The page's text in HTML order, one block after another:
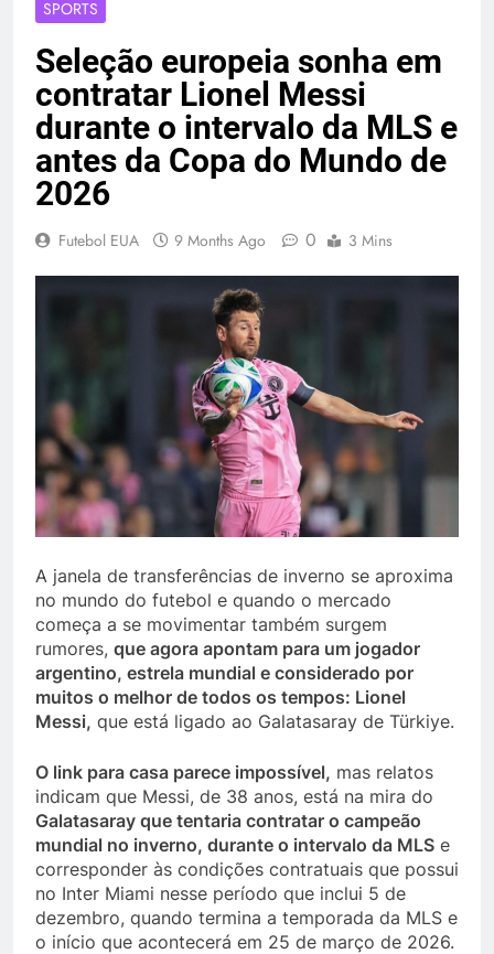
SPORTS
Seleção europeia sonha em
contratar Lionel Messi
durante o intervalo da MLS e
antes da Copa do Mundo de
2026
Futebol EUA 9 Months Ago 0 3 Mins
A janela de transferências de inverno se aproxima
no mundo do futebol e quando o mercado
começa a se movimentar também surgem
rumores, que agora apontam para um jogador
argentino, estrela mundial e considerado por
muitos o melhor de todos os tempos: Lionel
Messi, que está ligado ao Galatasaray de Türkiye.
O link para casa parece impossível, mas relatos
indicam que Messi, de 38 anos, está na mira do
Galatasaray que tentaria contratar o campeão
mundial no inverno, durante o intervalo da MLS e
corresponder às condições contratuais que possui
no Inter Miami nesse período que inclui 5 de
dezembro, quando termina a temporada da MLS e
o início que acontecerá em 25 de março de 2026.